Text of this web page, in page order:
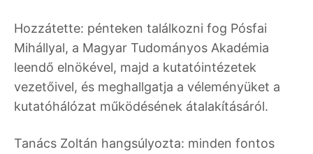
Hozzátette: pénteken találkozni fog Pósfai
Mihállyal, a Magyar Tudományos Akadémia
leendő elnökével, majd a kutatóintézetek
vezetőivel, és meghallgatja a véleményüket a
kutatóhálózat működésének átalakításáról.
Tanács Zoltán hangsúlyozta: minden fontos